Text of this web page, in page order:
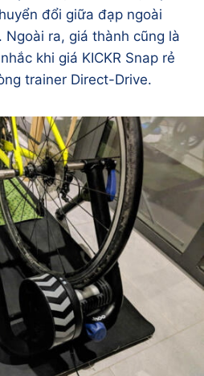
đổi giữa đạp ngoài
ra, giá thành cũng là
khi giá KICKR Snap rẻ
trainer Direct-Drive.